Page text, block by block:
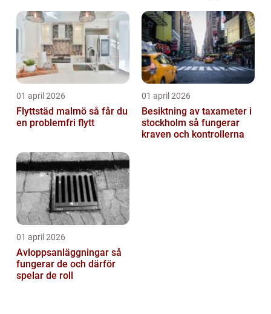
01 april 2026
Flyttstäd malmö så får du
en problemfri flytt
01 april 2026
Besiktning av taxameter i
stockholm så fungerar
kraven och kontrollerna
01 april 2026
Avloppsanläggningar så
fungerar de och därför
spelar de roll